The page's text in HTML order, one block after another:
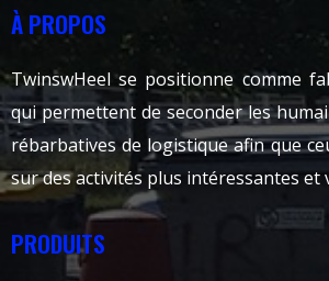
À PROPOS
TwinswHeel se positionne comme
qui permettent de seconder les
rébarbatives de logistique afin que
sur des activités plus intéressantes et
PRODUITS